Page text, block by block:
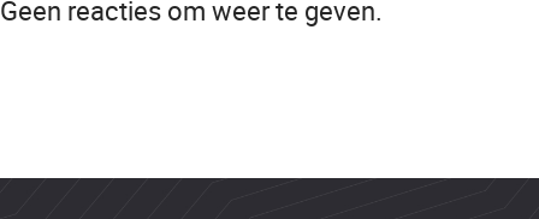
Geen reacties om weer te geven.